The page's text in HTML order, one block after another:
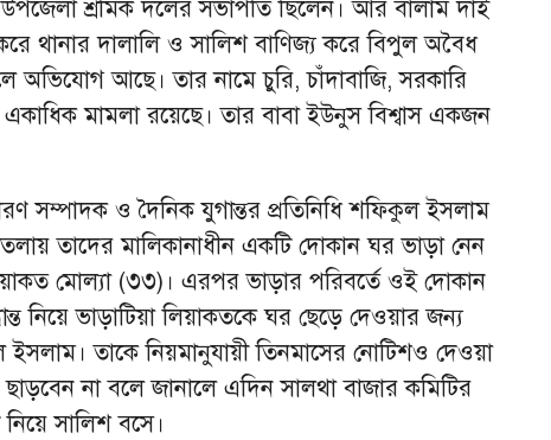
শ্রমিক দলের সভাপতি ছিলেন। আর বালাম দাই
থানার দালালি ও সালিশ বাণিজ্য করে বিপুল অবৈধ
অভিযোগ আছে। তার নামে চুরি, চাঁদাবাজি, সরকারি
মামলা রয়েছে। তার বাবা ইউনুস বিশ্বাস একজন
সম্পাদক ও দৈনিক যুগান্তর প্রতিনিধি শফিকুল ইসলাম
তাদের মালিকানাধীন একটি দোকান ঘর ভাড়া নেন
মোল্যা (৩৩)। এরপর ভাড়ার পরিবর্তে ওই দোকান
নিয়ে ভাড়াটিয়া লিয়াকতকে ঘর ছেড়ে দেওয়ার জন্য
তাকে নিয়মানুযায়ী তিনমাসের নোটিশও দেওয়া
না বলে জানালে এদিন সালথা বাজার কমিটির
নিয়ে সালিশ বসে।